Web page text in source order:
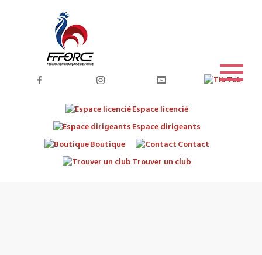
Espace licencié
Espace dirigeants
Boutique
Contact
Trouver un club